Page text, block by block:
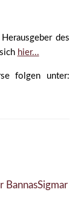
des
hier...
folgen unter:
BannasSigmar